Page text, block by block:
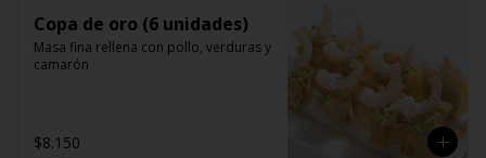
Copa de oro (6 unidades)
Masa fina rellena con pollo, verduras y
camarón
$8.150